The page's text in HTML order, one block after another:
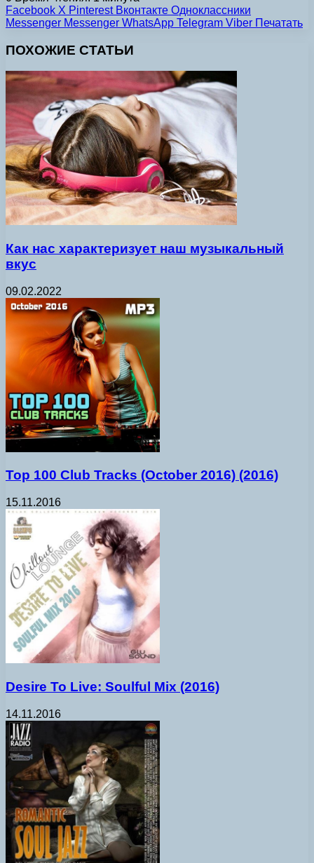
Facebook X Pinterest Вконтакте Одноклассники
Messenger Messenger WhatsApp Telegram Viber Печатать
ПОХОЖИЕ СТАТЬИ
Как нас характеризует наш музыкальный
вкус
09.02.2022
Top 100 Club Tracks (October 2016) (2016)
15.11.2016
Desire To Live: Soulful Mix (2016)
14.11.2016